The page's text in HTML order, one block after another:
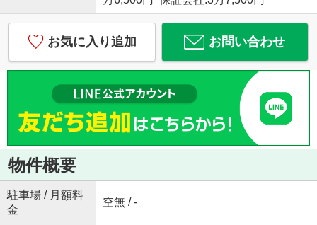
お気に入り追加 お問い合わせ
物件概要
駐車場 / 月額料
金
空無 / -